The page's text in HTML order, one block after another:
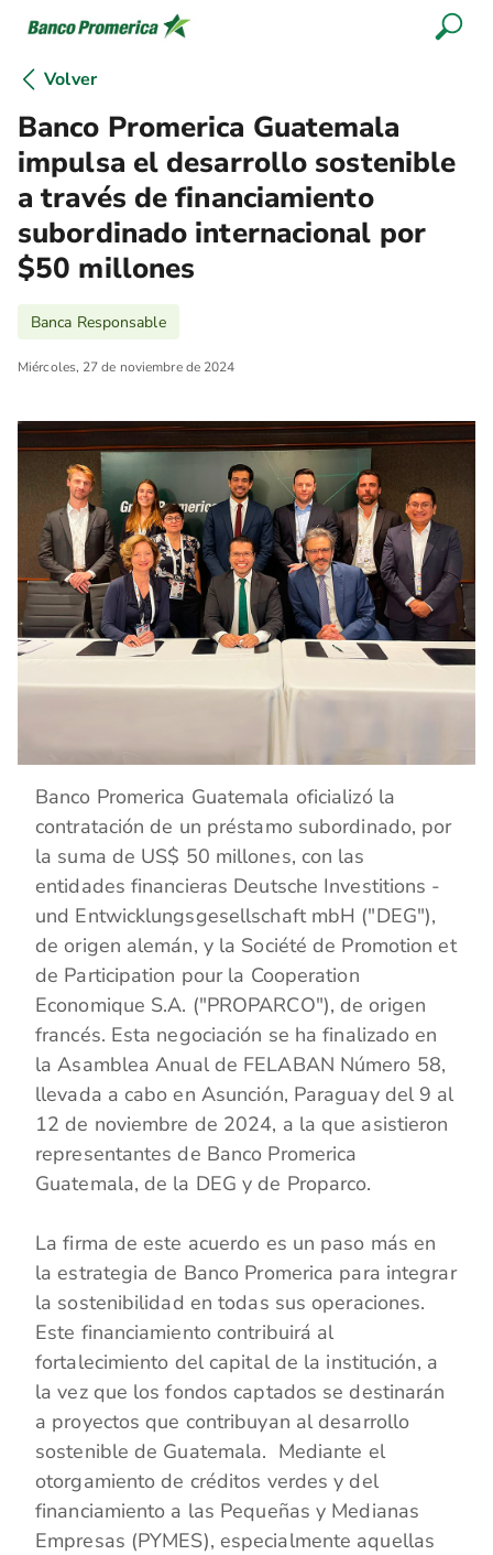
Volver
Banco Promerica Guatemala
impulsa el desarrollo sostenible
a través de financiamiento
subordinado internacional por
$50 millones
Banca Responsable
Miércoles, 27 de noviembre de 2024
Banco Promerica Guatemala oficializó la
contratación de un préstamo subordinado, por
la suma de US$ 50 millones, con las
entidades financieras Deutsche Investitions -
und Entwicklungsgesellschaft mbH ("DEG"),
de origen alemán, y la Société de Promotion et
de Participation pour la Cooperation
Economique S.A. ("PROPARCO"), de origen
francés. Esta negociación se ha finalizado en
la Asamblea Anual de FELABAN Número 58,
llevada a cabo en Asunción, Paraguay del 9 al
12 de noviembre de 2024, a la que asistieron
representantes de Banco Promerica
Guatemala, de la DEG y de Proparco.
La firma de este acuerdo es un paso más en
la estrategia de Banco Promerica para integrar
la sostenibilidad en todas sus operaciones.
Este financiamiento contribuirá al
fortalecimiento del capital de la institución, a
la vez que los fondos captados se destinarán
a proyectos que contribuyan al desarrollo
sostenible de Guatemala. Mediante el
otorgamiento de créditos verdes y del
financiamiento a las Pequeñas y Medianas
Empresas (PYMES), especialmente aquellas